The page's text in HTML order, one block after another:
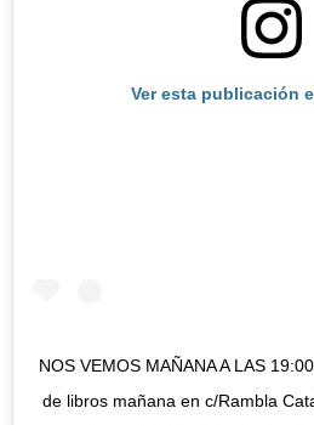
Ver esta publicación
NOS VEMOS MAÑANA A LAS
de libros mañana en c/Rambla